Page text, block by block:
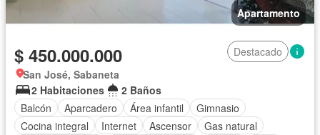
Apartamento
$ 450.000.000
Destacado
San José, Sabaneta
2 Habitaciones
2 Baños
Balcón
Aparcadero Área infantil
Gimnasio
Cocina integral
Internet Ascensor
Gas natural